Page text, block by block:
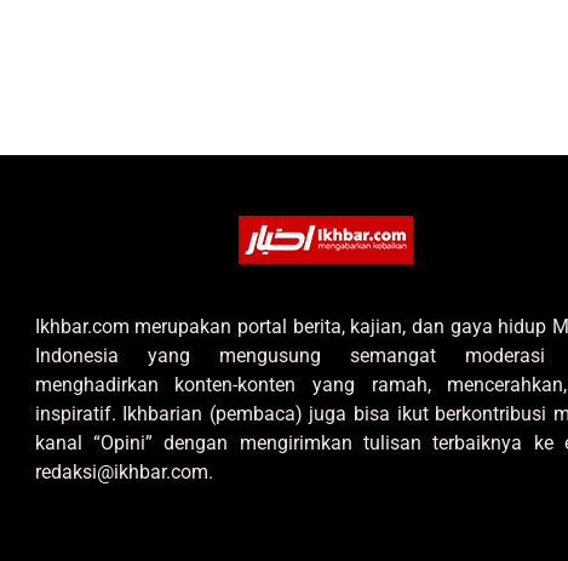
Ikhbar.com merupakan portal berita, kajian, dan gaya hidup
Indonesia yang mengusung semangat moderasi
menghadirkan konten-konten yang ramah,
inspiratif. Ikhbarian (pembaca) juga bisa ikut berkontribusi
kanal “Opini” dengan mengirimkan tulisan terbaiknya ke
redaksi@ikhbar.com.